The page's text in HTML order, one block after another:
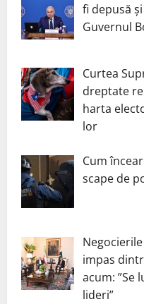
fi depusă
Guvernul
Curtea
dreptate
harta
lor
Cum
scape de
impas
acum: ”Se
lideri”